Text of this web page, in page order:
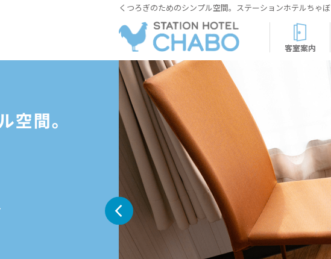
くつろぎのためのシンプル空間。ステーションホテルちゃぼ
客室案内